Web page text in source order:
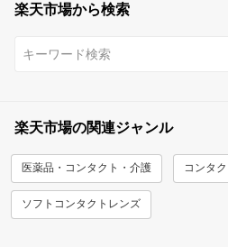
楽天市場から検索
楽天市場の関連ジャンル
医薬品・コンタクト・介護 コンタ
ソフトコンタクトレンズ